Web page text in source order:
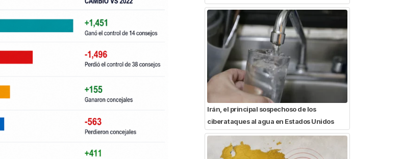
Irán, el principal sospechoso de los
ciberataques al agua en Estados Unidos